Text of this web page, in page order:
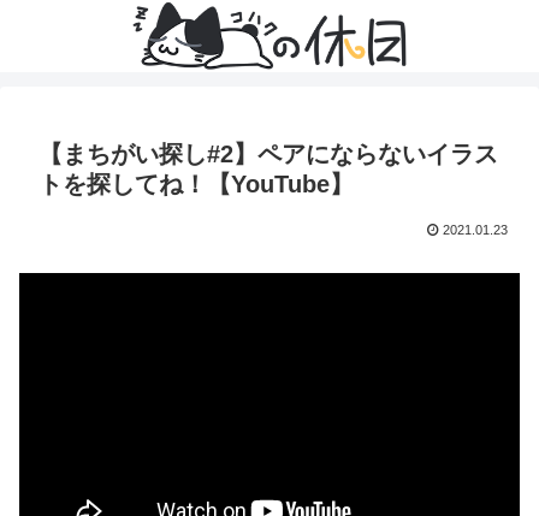
【まちがい探し#2】ペアにならないイラス
トを探してね！【YouTube】
2021.01.23